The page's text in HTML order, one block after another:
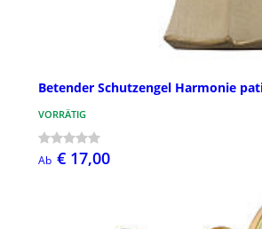
Betender Schutzengel Harmonie
VORRÄTIG
Ab € 17,00